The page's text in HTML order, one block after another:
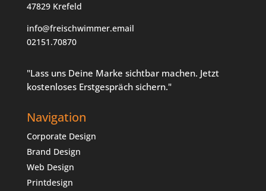
47829 Krefeld
info@freischwimmer.email
02151.70870
"Lass uns Deine Marke sichtbar machen. Jetzt
kostenloses Erstgespräch sichern."
Navigation
Corporate Design
Brand Design
Web Design
Printdesign